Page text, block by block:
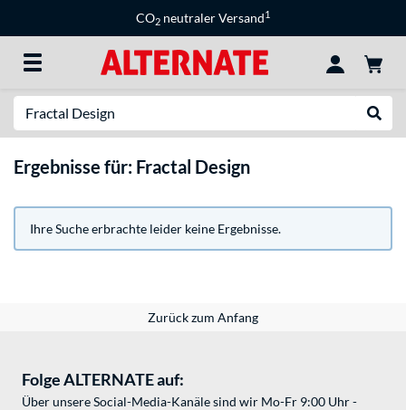
CO2 neutraler Versand1
Ergebnisse für: Fractal Design
Ihre Suche erbrachte leider keine Ergebnisse.
Zurück zum Anfang
Folge ALTERNATE auf:
Über unsere Social-Media-Kanäle sind wir Mo-Fr 9:00 Uhr -